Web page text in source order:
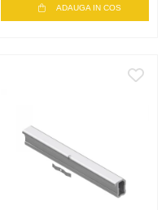
ADAUGA IN COS